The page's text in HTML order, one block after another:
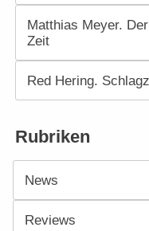
Matthias Meyer.
Zeit
Red Hering.
Rubriken
News
Reviews